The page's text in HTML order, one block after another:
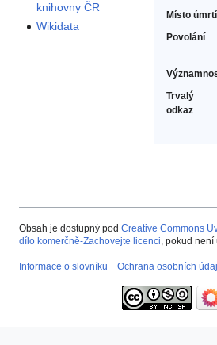
Místo úmrtí
Povolání
Trvalý
odkaz
knihovny ČR
Wikidata
Obsah je dostupný pod Creative Commons
dílo komerčně-Zachovejte licenci, pokud
Informace o slovníku Ochrana osobních